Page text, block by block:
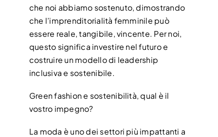
che noi abbiamo sostenuto, dimostrando
che l’imprenditorialità femminile può
essere reale, tangibile, vincente. Per noi,
questo significa investire nel futuro e
costruire un modello di leadership
inclusiva e sostenibile.
Green fashion e sostenibilità, qual è il
vostro impegno?
La moda è uno dei settori più impattanti a